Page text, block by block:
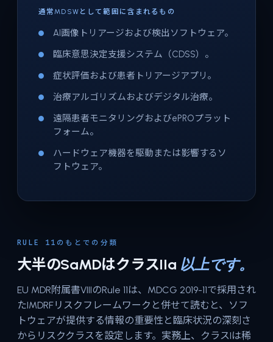
通常MDSWとして範囲に含まれるもの
AI画像トリアージおよび検出ソフトウェア。
臨床意思決定支援システム（CDSS）。
症状評価および患者トリアージアプリ。
治療アルゴリズムおよびデジタル治療。
遠隔患者モニタリングおよびePROプラット
フォーム。
ハードウェア機器を駆動または影響するソ
フトウェア。
RULE 11のもとでの分類
大半のSaMDはクラスIIa 以上です。
EU MDR附属書VIIIのRule 11は、MDCG 2019-11で採用され
たIMDRFリスクフレームワークと併せて読むと、ソフ
トウェアが提供する情報の重要性と臨床状況の深刻さ
からリスククラスを設定します。実務上、クラスIは稀